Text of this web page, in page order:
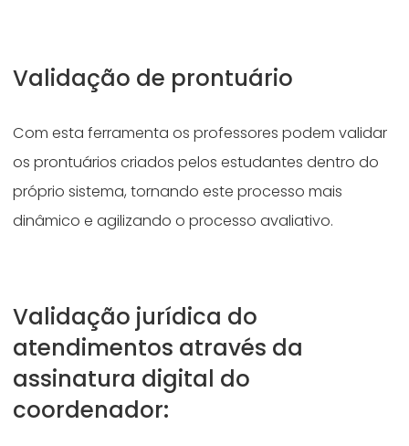
Validação de prontuário
Com esta ferramenta os professores podem validar
os prontuários criados pelos estudantes dentro do
próprio sistema, tornando este processo mais
dinâmico e agilizando o processo avaliativo.
Validação jurídica do
atendimentos através da
assinatura digital do
coordenador: